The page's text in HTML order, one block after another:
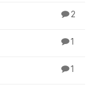
2
1
1